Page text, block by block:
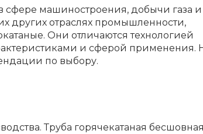
машиностроения, добычи газа
других отраслях промышленности,
Они отличаются технологией
и сферой применения.
по выбору.
Труба горячекатаная